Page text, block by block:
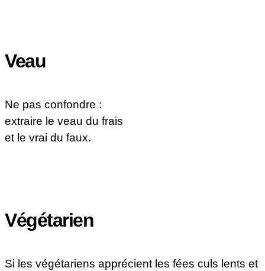
Veau
Ne pas confondre :
extraire le veau du frais
et le vrai du faux.
Végétarien
Si les végétariens apprécient les fées culs lents et